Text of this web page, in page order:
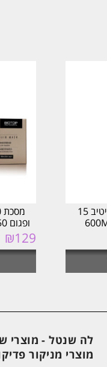
ספריי תסרוקות קריאייטיב 15
ופגום 550 מ"ל BIOTOP ביוטופ
₪129
לה שנטל - מוצרי
מוצרי מניקור